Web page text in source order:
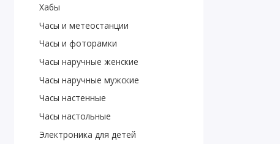
Хабы
Часы и метеостанции
Часы и фоторамки
Часы наручные женские
Часы наручные мужские
Часы настенные
Часы настольные
Электроника для детей